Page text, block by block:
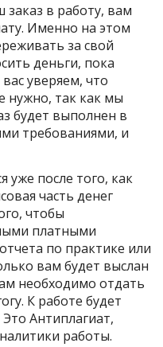
в работу, вам
Именно на этом
за свой
деньги, пока
уверяем, что
нужно, так как мы
будет выполнен в
требованиями, и
уже после того, как
часть денег
чтобы
платными
по практике или
вам будет выслан
необходимо отдать
К работе будет
Антиплагиат,
работы.